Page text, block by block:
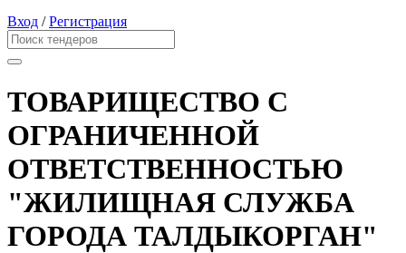
Вход /Регистрация
ТОВАРИЩЕСТВО С
ОГРАНИЧЕННОЙ
ОТВЕТСТВЕННОСТЬЮ
"ЖИЛИЩНАЯ СЛУЖБА
ГОРОДА ТАЛДЫКОРГАН"